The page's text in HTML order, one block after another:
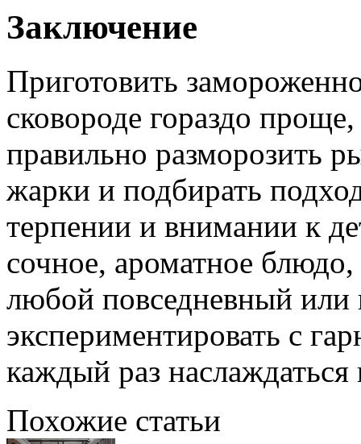
Заключение
Приготовить
сковороде гораздо
правильно разморозить
жарки и подбирать
терпении и внимании к
сочное, ароматное
любой повседневный или
экспериментировать с
каждый раз
Похожие статьи